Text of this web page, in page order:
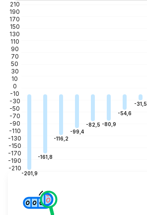
210
190
170
150
130
110
90
70
50
30
10
0
-10
-30
-50
-70
-90
-110
-130
-150
-170
-190
-210
-201,9
-161,8
-116,2
-99,4
-82,5 -80,9
-54,6
-31,5